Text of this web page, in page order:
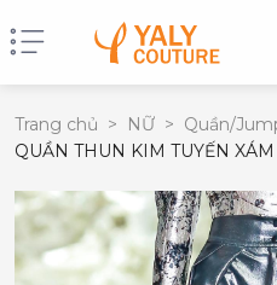
Trang chủ > NỮ > Quần/
QUẦN THUN KIM TUYẾN XÁM